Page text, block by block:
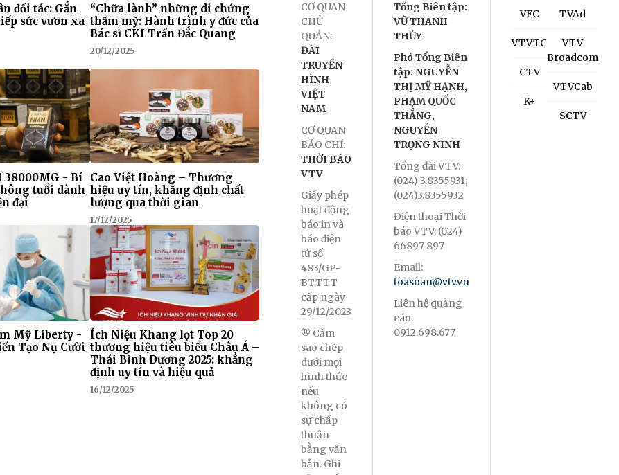
đối tác: Gắn
sức vươn xa
“Chữa lành” những di chứng
thẩm mỹ: Hành trình y đức của
Bác sĩ CKI Trần Đắc Quang
20/12/2025
38000MG - Bí
tuổi dành
đại
Cao Việt Hoàng – Thương
hiệu uy tín, khẳng định chất
lượng qua thời gian
17/12/2025
Mỹ Liberty -
Tạo Nụ Cười
Ích Niệu Khang lọt Top 20
thương hiệu tiêu biểu Châu Á –
Thái Bình Dương 2025: khẳng
định uy tín và hiệu quả
16/12/2025
CƠ QUAN
CHỦ
QUẢN:
ĐÀI
TRUYỀN
HÌNH
VIỆT
NAM
CƠ QUAN
BÁO CHÍ:
THỜI BÁO
VTV
Giấy phép
hoạt động
báo in và
báo điện
tử số
483/GP-
BTTTT
cấp ngày
29/12/2023
® Cấm
sao chép
dưới mọi
hình thức
nếu
không có
sự chấp
thuận
bằng văn
bản. Ghi
Tổng Biên tập:
VŨ THANH
THỦY
Phó Tổng Biên
tập: NGUYỄN
THỊ MỸ HẠNH,
PHẠM QUỐC
THẮNG,
NGUYỄN
TRỌNG NINH
Tổng đài VTV:
(024) 3.8355931;
(024)3.8355932
Điện thoại Thời
báo VTV: (024)
66897 897
Email:
toasoan@vtv.vn
Liên hệ quảng
cáo:
0912.698.677
VFC
VTVTC
CTV
K+
TVAd
VTV
Broadcom
VTVCab
SCTV